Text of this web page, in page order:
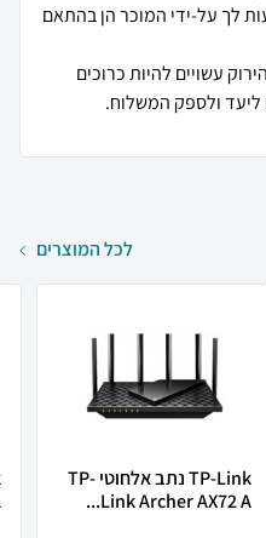
לך על-ידי המוכר הן בהתאם
עשויים להיות כרוכים
ולספק המשלוח.
לכל המוצרים
TP-Link נתב אלחוטי TP-
Link Archer AX72 A...